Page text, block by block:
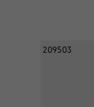
209503